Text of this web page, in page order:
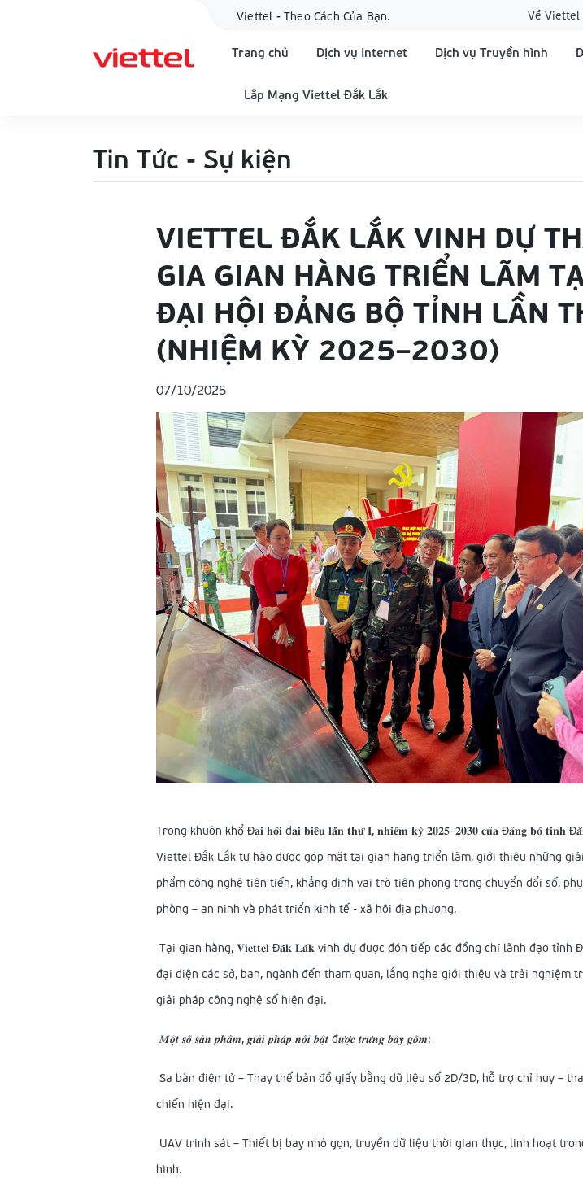
Viettel - Theo Cách Của Bạn. Về Viettel
Trang chủ Dịch vụ Internet Dịch vụ Truyền hình
Lắp Mạng Viettel Đắk Lắk
Tin Tức - Sự kiện
VIETTEL ĐẮK LẮK VINH DỰ
GIA GIAN HÀNG TRIỂN LÃM
ĐẠI HỘI ĐẢNG BỘ TỈNH LẦN
(NHIỆM KỲ 2025–2030)
07/10/2025
Trong khuôn khổ Đ𝐚̣𝐢 𝐡𝐨̣̂𝐢 đ𝐚̣𝐢 𝐛𝐢𝐞̂̉𝐮 𝐥𝐚̂̀𝐧 𝐭𝐡𝐮̛́ 𝐈, 𝐧𝐡𝐢𝐞̣̂𝐦 𝐤𝐲̀ 𝟐𝟎𝟐𝟓–𝟐𝟎𝟑𝟎 𝐜𝐮̉𝐚 Đ𝐚̉𝐧𝐠 𝐛𝐨̣̂ 𝐭𝐢̉𝐧𝐡
Viettel Đắk Lắk tự hào được góp mặt tại gian hàng triển lãm, giới thiệu những
phẩm công nghệ tiên tiến, khẳng định vai trò tiên phong trong chuyển đổi số,
phòng – an ninh và phát triển kinh tế - xã hội địa phương.
Tại gian hàng, 𝐕𝐢𝐞𝐭𝐭𝐞𝐥 Đ𝐚̆́𝐤 𝐋𝐚̆́𝐤 vinh dự được đón tiếp các đồng chí lãnh đạo tỉnh
đại diện các sở, ban, ngành đến tham quan, lắng nghe giới thiệu và trải nghiệm
giải pháp công nghệ số hiện đại.
𝑴𝒐̣̂𝒕 𝒔𝒐̂́ 𝒔𝒂̉𝒏 𝒑𝒉𝒂̂̉𝒎, 𝒈𝒊𝒂̉𝒊 𝒑𝒉𝒂́𝒑 𝒏𝒐̂̉𝒊 𝒃𝒂̣̂𝒕 đ𝒖̛𝒐̛̣𝒄 𝒕𝒓𝒖̛𝒏𝒈 𝒃𝒂̀𝒚 𝒈𝒐̂̀𝒎:
Sa bàn điện tử – Thay thế bản đồ giấy bằng dữ liệu số 2D/3D, hỗ trợ chỉ huy –
chiến hiện đại.
UAV trinh sát – Thiết bị bay nhỏ gọn, truyền dữ liệu thời gian thực, linh hoạt
hình.